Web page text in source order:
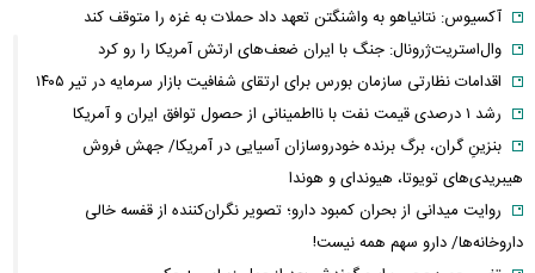
آکسیوس: نتانیاهو به واشنگتن تعهد داد حملات به غزه را متوقف کند
وال‌استریت‌ژرونال: جنگ با ایران ضعف‌های ارتش آمریکا را رو کرد
اقدامات نظارتی سازمان بورس برای ارتقای شفافیت بازار سرمایه در تیر ۱۴۰۵
رشد ۱ درصدی قیمت نفت با نااطمینانی از حصول توافق ایران و آمریکا
بنزینِ گران، برگ برنده خودروسازان آسیایی در آمریکا/ جهش فروش
هیبریدی‌های تویوتا، هیوندای و هوندا
روایت میدانی از بحران کمبود دارو؛ تصویر نگران‌کننده از قفسه خالی
داروخانه‌ها/ دارو سهم همه نیست!